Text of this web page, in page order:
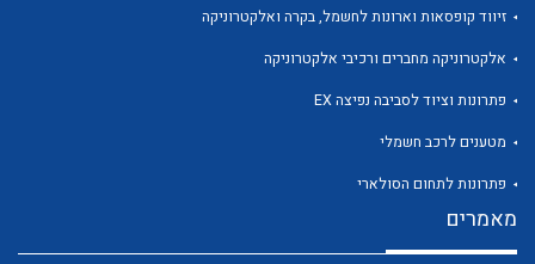
לכל מוצרי היצרן
זיווד קופסאות וארונות לחשמל, בקרה ואלקטרוניקה
אלקטרוניקה מחברים ורכיבי אלקטרוניקה
פתרונות וציוד לסביבה נפיצה EX
מטענים לרכב חשמלי
פתרונות לתחום הסולארי
מאמרים